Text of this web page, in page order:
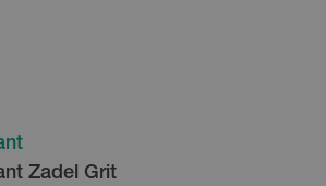
Zadel Grit